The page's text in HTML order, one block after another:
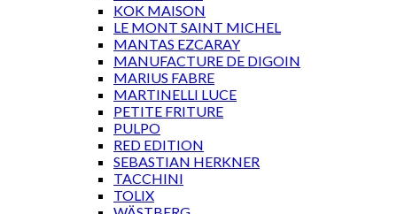
KOK MAISON
LE MONT SAINT MICHEL
MANTAS EZCARAY
MANUFACTURE DE DIGOIN
MARIUS FABRE
MARTINELLI LUCE
PETITE FRITURE
PULPO
RED EDITION
SEBASTIAN HERKNER
TACCHINI
TOLIX